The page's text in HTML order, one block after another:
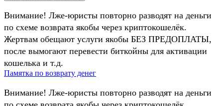
Внимание! Лже-юристы повторно разводят на деньги
по схеме возврата якобы через криптокошелёк.
Жертвам обещают услуги якобы БЕЗ ПРЕДОПЛАТЫ,
после вымогают перевести биткойны для активации
кошелька и т.д.
Памятка по возврату денег
Внимание! Лже-юристы повторно разводят на деньги